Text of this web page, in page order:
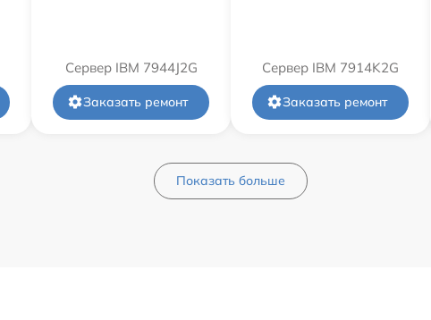
Сервер IBM 7944J2G
Заказать ремонт
Сервер IBM 7914K2G
Заказать ремонт
Показать больше